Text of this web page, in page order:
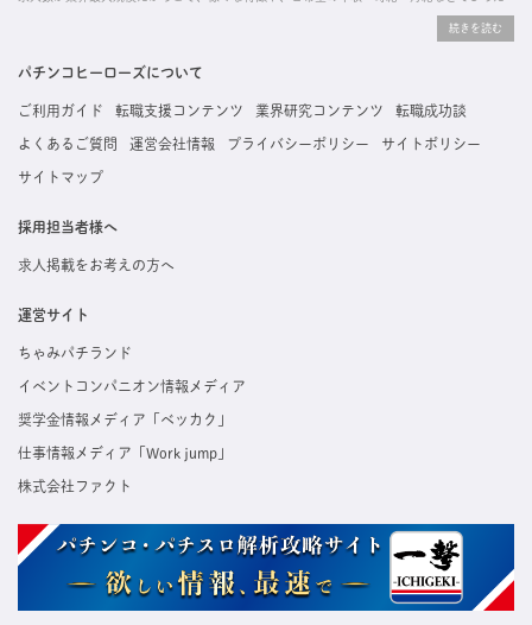
掲載している求人は、すべて契約法人様から寄せられた正規の求人情報です。応募いただい
た内容はすぐに直接事業所に届くためスムーズに転職・復職できます。
パチンコヒーローズについて
ご利用ガイド 転職支援コンテンツ 業界研究コンテンツ 転職成功談
よくあるご質問 運営会社情報 プライバシーポリシー サイトポリシー
サイトマップ
採用担当者様へ
求人掲載をお考えの方へ
運営サイト
ちゃみパチランド
イベントコンパニオン情報メディア
奨学金情報メディア「ベッカク」
仕事情報メディア「Work jump」
株式会社ファクト